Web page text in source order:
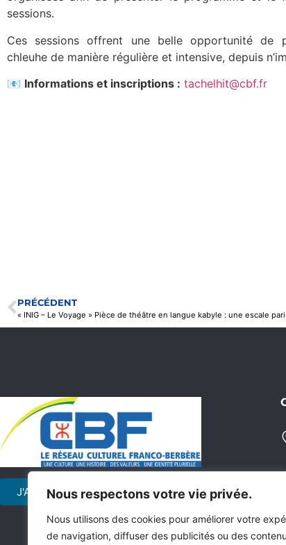
Nous respectons votre vie privée.
Nous utilisons des cookies pour améliorer votre
de navigation, diffuser des publicités ou des
sessions.
Ces sessions offrent une belle opportunité de
chleuhe de manière régulière et intensive, depuis
📧 Informations et inscriptions : tachelhit@cbf.fr
PRÉCÉDENT
J'ADHÈRE JE FAIS UN
DON